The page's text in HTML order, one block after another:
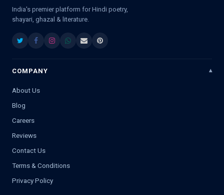
India's premier platform for Hindi poetry,
shayari, ghazal & literature.
COMPANY
About Us
Blog
Careers
Reviews
Contact Us
Terms & Conditions
Privacy Policy